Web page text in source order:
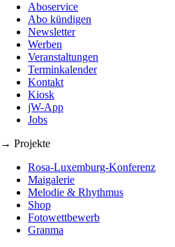
Aboservice
Abo kündigen
Newsletter
Werben
Veranstaltungen
Terminkalender
Kontakt
Kiosk
jW-App
Jobs
→ Projekte
Rosa-Luxemburg-Konferenz
Maigalerie
Melodie & Rhythmus
Shop
Fotowettbewerb
Granma